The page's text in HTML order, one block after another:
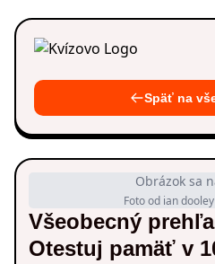
Späť na
Obrázok sa
Foto od ian
Všeobecný
Otestuj pamäť v